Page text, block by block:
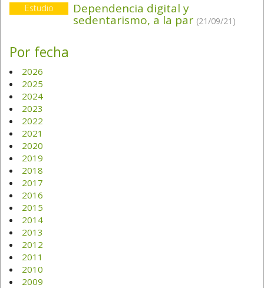
Estudio
Dependencia digital y
sedentarismo, a la par (21/09/21)
Por fecha
2026
2025
2024
2023
2022
2021
2020
2019
2018
2017
2016
2015
2014
2013
2012
2011
2010
2009